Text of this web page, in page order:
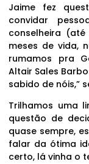
Jaime fez
convidar
conselheira
meses de vida,
rumamos pra
Altair Sales
sabido de nóis,”
Trilhamos uma
questão de
quase sempre,
falar da ótima
certo, lá vinha o